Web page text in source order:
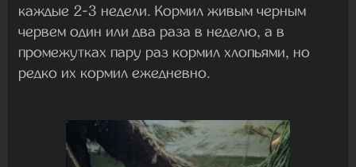
каждые 2-3 недели. Кормил живым черным
червем один или два раза в неделю, а в
промежутках пару раз кормил хлопьями, но
редко их кормил ежедневно.